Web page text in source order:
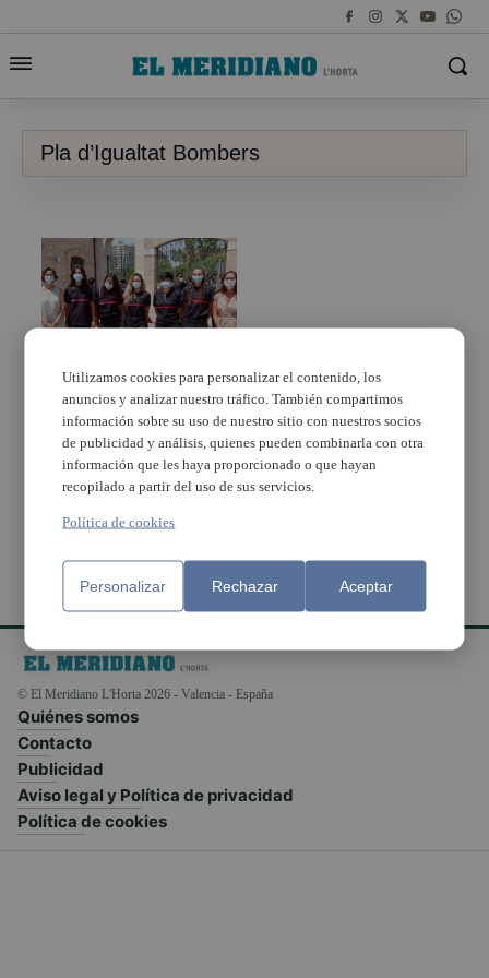
Pla d’Igualtat Bombers
El Consorci posa en
marxa l’elaboració del
seu primer Pla
d’Igualtat de la
institució
© El Meridiano L'Horta 2026 - Valencia - España
Quiénes somos
Contacto
Publicidad
Aviso legal y Política de privacidad
Política de cookies
Utilizamos cookies para personalizar el contenido, los
anuncios y analizar nuestro tráfico. También compartimos
información sobre su uso de nuestro sitio con nuestros socios
de publicidad y análisis, quienes pueden combinarla con otra
información que les haya proporcionado o que hayan
recopilado a partir del uso de sus servicios.
Política de cookies
Personalizar Rechazar Aceptar